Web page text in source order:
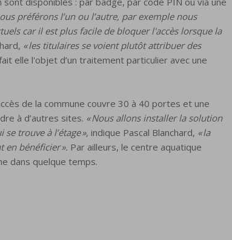
préférons l’un ou l’autre, par exemple nous
car il est plus facile de bloquer l'accès lorsque la
« les titulaires se voient plutôt attribuer des
elle l'objet d’un traitement particulier avec une
de la commune couvre 30 à 40 portes et une
à d’autres sites. « Nous allons installer la solution
trouve à l’étage », indique Pascal Blanchard, « la
en bénéficier ». Par ailleurs, le centre aquatique
dans quelque temps.